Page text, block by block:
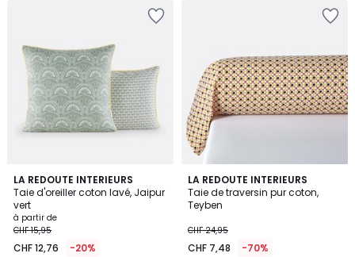
LA REDOUTE INTERIEURS
Taie d'oreiller coton lavé, Jaipur
vert
à partir de
CHF 15,95
CHF 12,76 -20%
4,6
/ 5
LA REDOUTE INTERIEURS
Taie de traversin pur coton,
Teyben
CHF 24,95
CHF 7,48 -70%
4,7
/ 5